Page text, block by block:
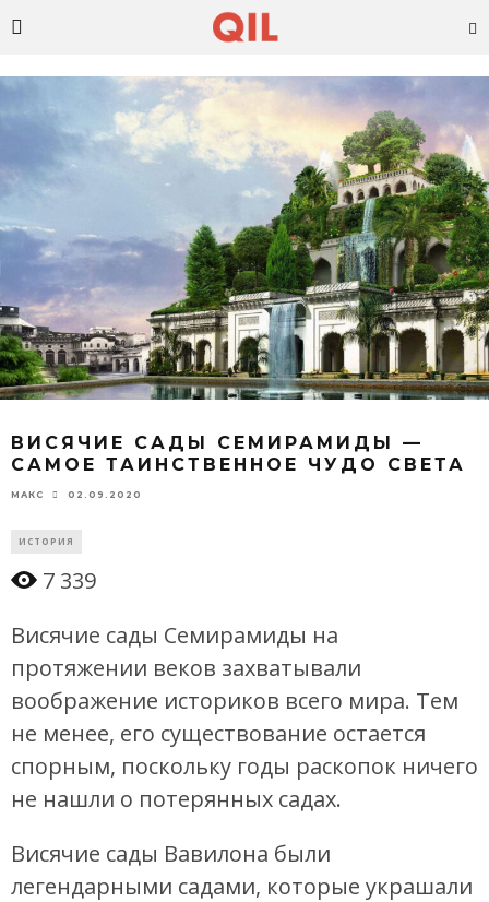
ВИСЯЧИЕ САДЫ СЕМИРАМИДЫ —
САМОЕ ТАИНСТВЕННОЕ ЧУДО СВЕТА
МАКС 02.09.2020
ИСТОРИЯ
7 339
Висячие сады Семирамиды на
протяжении веков захватывали
воображение историков всего мира. Тем
не менее, его существование остается
спорным, поскольку годы раскопок ничего
не нашли о потерянных садах.
Висячие сады Вавилона были
легендарными садами, которые украшали